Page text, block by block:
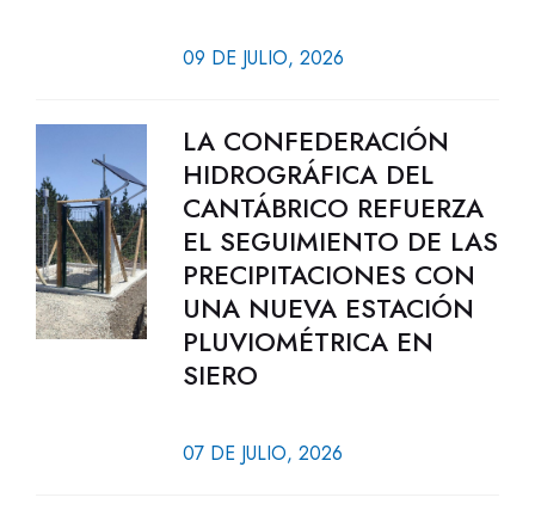
09 DE JULIO, 2026
LA CONFEDERACIÓN
HIDROGRÁFICA DEL
CANTÁBRICO REFUERZA
EL SEGUIMIENTO DE LAS
PRECIPITACIONES CON
UNA NUEVA ESTACIÓN
PLUVIOMÉTRICA EN
SIERO
07 DE JULIO, 2026